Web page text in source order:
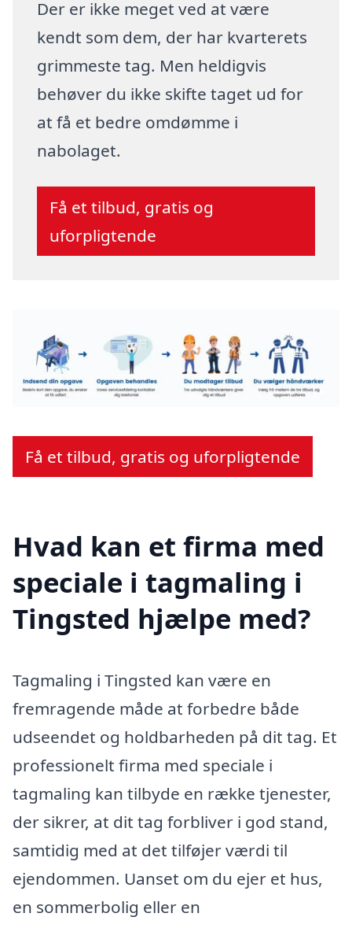
Der er ikke meget ved at være
kendt som dem, der har kvarterets
grimmeste tag. Men heldigvis
behøver du ikke skifte taget ud for
at få et bedre omdømme i
nabolaget.
Få et tilbud, gratis og
uforpligtende
Få et tilbud, gratis og uforpligtende
Hvad kan et firma med
speciale i tagmaling i
Tingsted hjælpe med?
Tagmaling i Tingsted kan være en
fremragende måde at forbedre både
udseendet og holdbarheden på dit tag. Et
professionelt firma med speciale i
tagmaling kan tilbyde en række tjenester,
der sikrer, at dit tag forbliver i god stand,
samtidig med at det tilføjer værdi til
ejendommen. Uanset om du ejer et hus,
en sommerbolig eller en